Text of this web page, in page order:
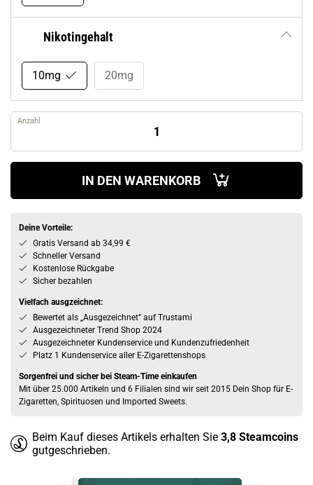
Nikotingehalt
10mg 20mg
Anzahl
IN DEN WARENKORB
Deine Vorteile:
Gratis Versand ab 34,99 €
Schneller Versand
Kostenlose Rückgabe
Sicher bezahlen
Vielfach ausgzeichnet:
Bewertet als „Ausgezeichnet” auf Trustami
Ausgezeichneter Trend Shop 2024
Ausgezeichneter Kundenservice und Kundenzufriedenheit
Platz 1 Kundenservice aller E-Zigarettenshops
Sorgenfrei und sicher bei Steam-Time einkaufen
Mit über 25.000 Artikeln und 6 Filialen sind wir seit 2015 Dein Shop für E-
Zigaretten, Spirituosen und Imported Sweets.
Beim Kauf dieses Artikels erhalten Sie 3,8 Steamcoins
gutgeschrieben.